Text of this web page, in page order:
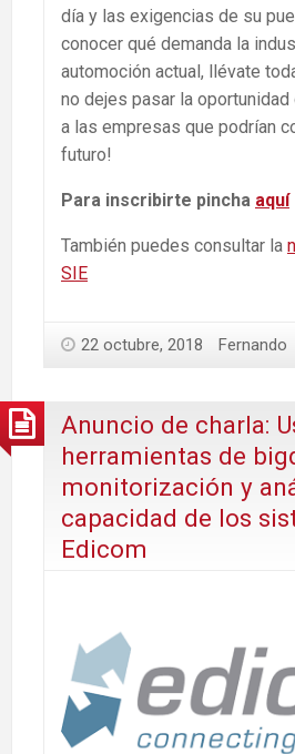
día y las exigencias de su
conocer qué demanda la
automoción actual, llévate
no dejes pasar la
a las empresas que podrían
futuro!
Para inscribirte pincha aquí
También puedes consultar la
SIE
22 octubre, 2018 Fernando
Anuncio de charla:
herramientas de
monitorización y
capacidad de los
Edicom